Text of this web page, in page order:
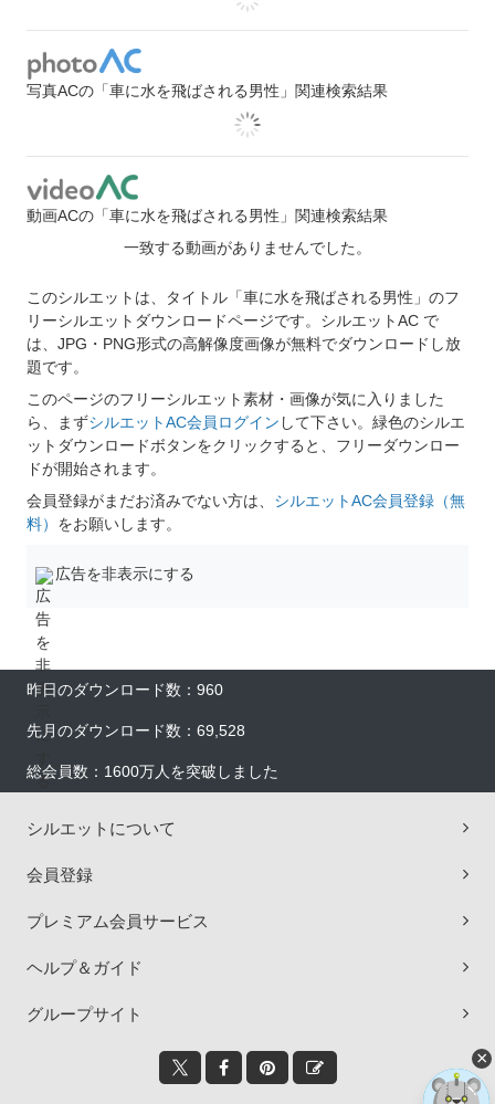
写真ACの「車に水を飛ばされる男性」関連検索結果
動画ACの「車に水を飛ばされる男性」関連検索結果
一致する動画がありませんでした。
このシルエットは、タイトル「車に水を飛ばされる男性」のフ
リーシルエットダウンロードページです。シルエットAC で
は、JPG・PNG形式の高解像度画像が無料でダウンロードし放
題です。
このページのフリーシルエット素材・画像が気に入りました
ら、まずシルエットAC会員ログイン して下さい。緑色のシルエ
ットダウンロードボタンをクリックすると、フリーダウンロー
ドが開始されます。
会員登録がまだお済みでない方は、 シルエットAC会員登録（無
料） をお願いします。
広告を非表示にする
昨日のダウンロード数：960
先月のダウンロード数：69,528
総会員数：1600万人を突破しました
シルエットについて
会員登録
プレミアム会員サービス
ヘルプ＆ガイド
グループサイト
×